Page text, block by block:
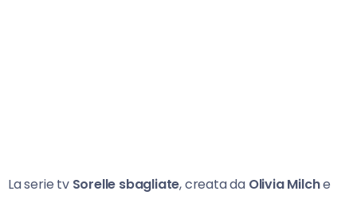
La serie tv Sorelle sbagliate, creata da Olivia Milche